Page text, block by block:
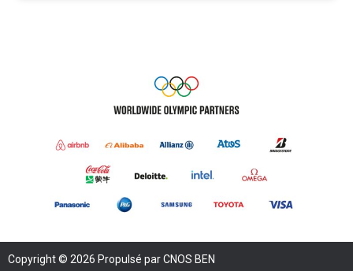
Copyright © 2026 Propulsé par CNOS BEN